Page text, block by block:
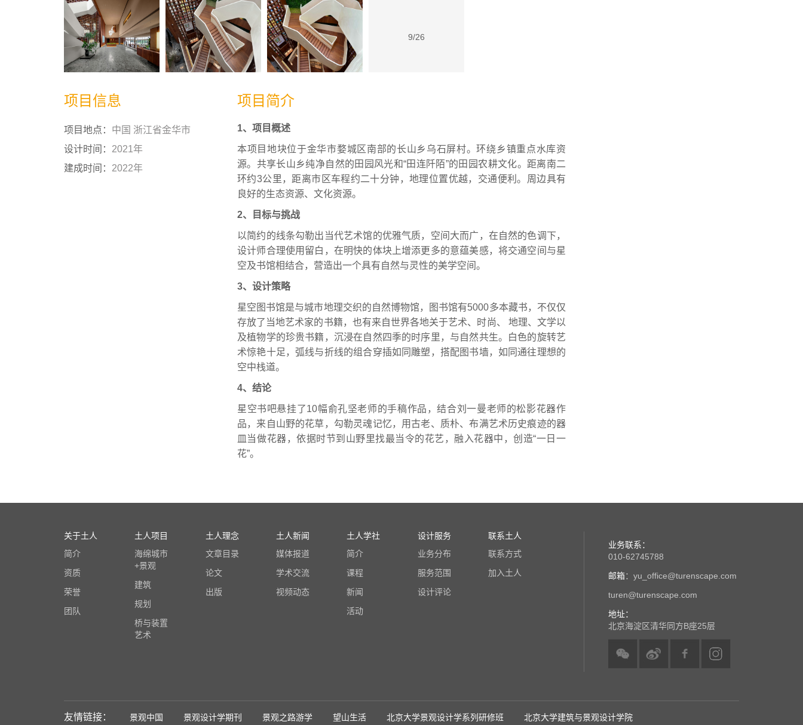
9/26
项目信息
项目地点： 中国 浙江省金华市
设计时间： 2021年
建成时间： 2022年
项目简介
1、项目概述
本项目地块位于金华市婺城区南部的长山乡乌石屏村。环绕乡镇重点水库资
源。共享长山乡纯净自然的田园风光和“田连阡陌”的田园农耕文化。距离南二
环约3公里，距离市区车程约二十分钟，地理位置优越，交通便利。周边具有
良好的生态资源、文化资源。
2、目标与挑战
以简约的线条勾勒出当代艺术馆的优雅气质，空间大而广，在自然的色调下，
设计师合理使用留白，在明快的体块上增添更多的意蕴美感，将交通空间与星
空及书馆相结合，营造出一个具有自然与灵性的美学空间。
3、设计策略
星空图书馆是与城市地理交织的自然博物馆，图书馆有5000多本藏书，不仅仅
存放了当地艺术家的书籍，也有来自世界各地关于艺术、时尚、 地理、文学以
及植物学的珍贵书籍，沉浸在自然四季的时序里，与自然共生。白色的旋转艺
术惊艳十足，弧线与折线的组合穿插如同雕塑，搭配图书墙，如同通往理想的
空中栈道。
4、结论
星空书吧悬挂了10幅俞孔坚老师的手稿作品，结合刘一曼老师的松影花器作
品，来自山野的花草，勾勒灵魂记忆，用古老、质朴、布满艺术历史痕迹的器
皿当做花器，依据时节到山野里找最当令的花艺，融入花器中，创造“一日一
花”。
业务联系：
010-62745788
邮箱：yu_office@turenscape.com
turen@turenscape.com
地址：
北京海淀区清华同方B座25层
关于土人
简介
资质
荣誉
团队
土人项目
海绵城市
+景观
建筑
规划
桥与装置
艺术
土人理念
文章目录
论文
出版
土人新闻
媒体报道
学术交流
视频动态
土人学社
简介
课程
新闻
活动
设计服务
业务分布
服务范围
设计评论
联系土人
联系方式
加入土人
友情链接： 景观中国 景观设计学期刊 景观之路游学 望山生活 北京大学景观设计学系列研修班 北京大学建筑与景观设计学院